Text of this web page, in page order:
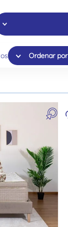
Resortado
Spumagic
Ordenar por